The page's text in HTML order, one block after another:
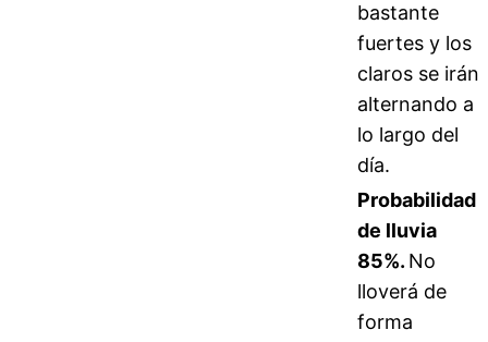
bastante
fuertes y los
claros se irán
alternando a
lo largo del
día.
Probabilidad
de lluvia
85%. No
lloverá de
forma